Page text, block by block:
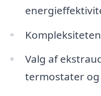
Valg af
termostater